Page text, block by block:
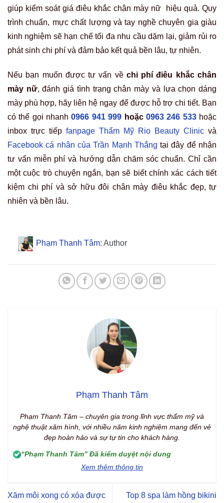
giúp kiểm soát giá điêu khắc chân mày nữ hiệu quả. Quy
trình chuẩn, mực chất lượng và tay nghề chuyên gia giàu
kinh nghiệm sẽ hạn chế tối đa nhu cầu dặm lại, giảm rủi ro
phát sinh chi phí và đảm bảo kết quả bền lâu, tự nhiên.
Nếu bạn muốn được tư vấn về chi phí điêu khắc chân
mày nữ, đánh giá tình trạng chân mày và lựa chọn dáng
mày phù hợp, hãy liên hệ ngay để được hỗ trợ chi tiết. Bạn
có thể gọi nhanh0966 941 999 hoặc 0963 246 533hoặc
inbox trực tiếp fanpage Thẩm Mỹ Rio Beauty Clinic và
Facebook cá nhân của Trần Mạnh Thắng tại đây để nhận
tư vấn miễn phí và hướng dẫn chăm sóc chuẩn. Chỉ cần
một cuộc trò chuyện ngắn, bạn sẽ biết chính xác cách tiết
kiệm chi phí và sở hữu đôi chân mày điêu khắc đẹp, tự
nhiên và bền lâu.
Phạm Thanh Tâm: Author
Phạm Thanh Tâm
Phạm Thanh Tâm – chuyên gia trong lĩnh vực thẩm mỹ và
nghệ thuật xăm hình, với nhiều năm kinh nghiệm mang đến vẻ
đẹp hoàn hảo và sự tự tin cho khách hàng.
“Phạm Thanh Tâm” Đã kiểm duyệt nội dung
Xem thêm thông tin
Xăm môi xong có xóa được
Top 8 spa làm hồng bikini